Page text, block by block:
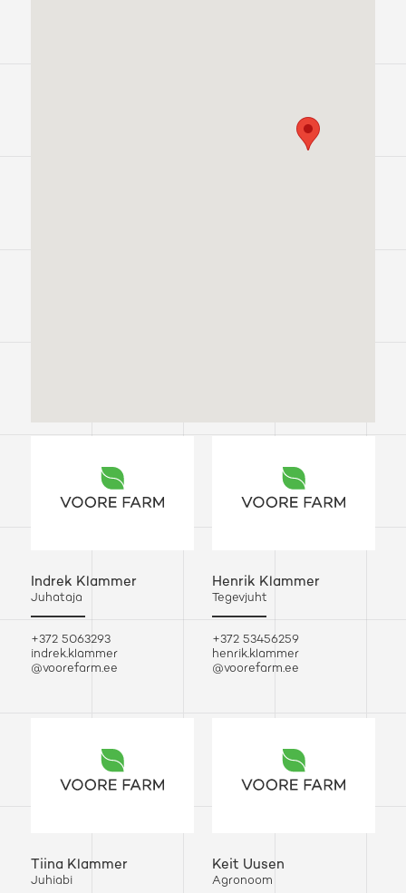
Indrek Klammer
Juhataja
+372 5063293
indrek.klammer
@voorefarm.ee
Henrik Klammer
Tegevjuht
+372 53456259
henrik.klammer
@voorefarm.ee
Tiina Klammer
Juhiabi
Keit Uusen
Agronoom